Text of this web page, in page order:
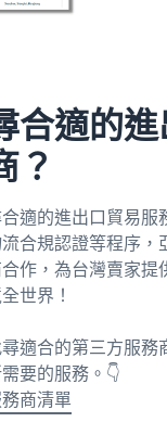
合適的
？
適的進出口貿易服
合規認證等程序，
作，為台灣賣家提
世界！
適合的第三方服務
要的服務。👇
商清單